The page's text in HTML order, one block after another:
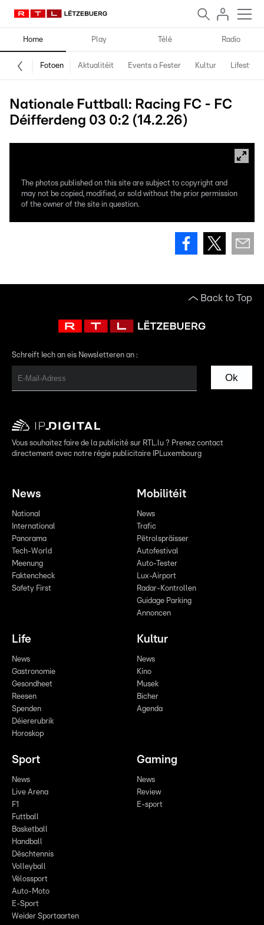
Home Play Télé Radio
Fotoen Aktualitéit Events a Fester Kultur Lifestyle
Nationale Futtball: Racing FC - FC
Déifferdeng 03 0:2 (14.2.26)
The photos published on this site are subject to copyright and
may not be copied, modified, or sold without the prior permission
of the owner of the site in question.
Back to Top
Schreift Iech an eis Newsletteren an :
Ok
Vous souhaitez faire de la publicité sur RTL.lu ? Prenez contact
directement avec notre régie publicitaire IPLuxembourg
News
National
International
Panorama
Tech-World
Meenung
Faktencheck
Safety First
Mobilitéit
News
Trafic
Pëtrolspräisser
Autofestival
Auto-Tester
Lux-Airport
Radar-Kontrollen
Guidage Parking
Annoncen
Life
News
Gastronomie
Gesondheet
Reesen
Spenden
Déiererubrik
Horoskop
Kultur
News
Kino
Musek
Bicher
Agenda
Sport
News
Live Arena
F1
Futtball
Basketball
Handball
Dëschtennis
Volleyball
Vëlossport
Auto-Moto
E-Sport
Weider Sportaarten
Gaming
News
Review
E-sport